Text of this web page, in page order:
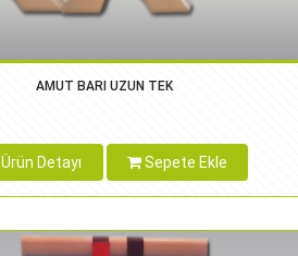
AMUT BARI UZUN TEK
Ürün Detayı Sepete Ekle